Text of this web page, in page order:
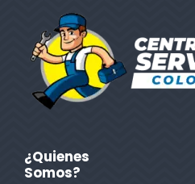
¿Quienes
Somos?